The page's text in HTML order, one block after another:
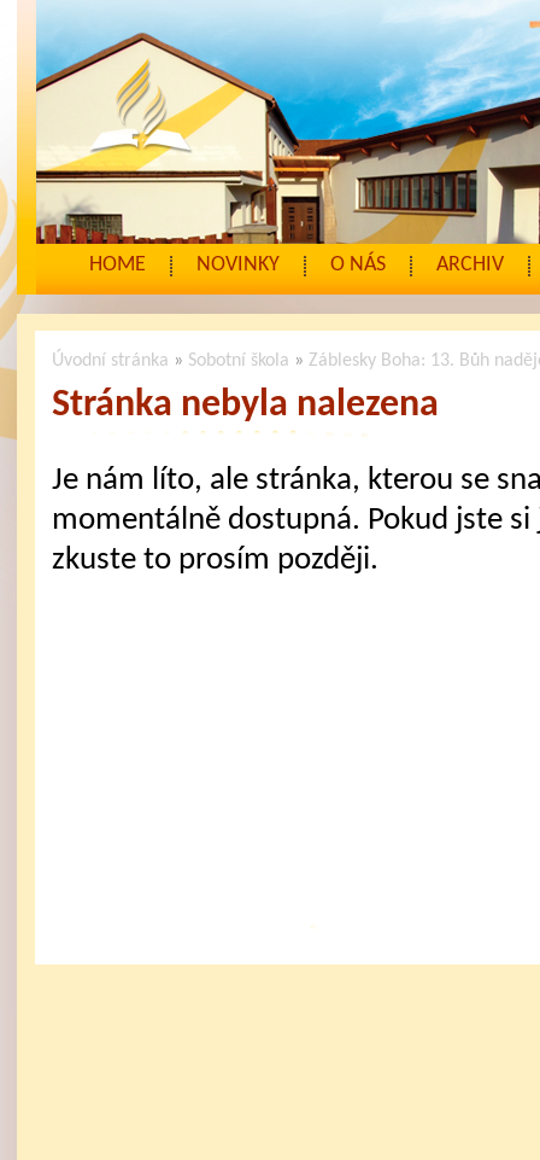
HOME NOVINKY O NÁS ARCHIV
Úvodní stránka » Sobotní škola »Záblesky Boha: 13. Bůh
Stránka nebyla nalezena
Je nám líto, ale stránka, kterou se
momentálně dostupná. Pokud jste
zkuste to prosím později.